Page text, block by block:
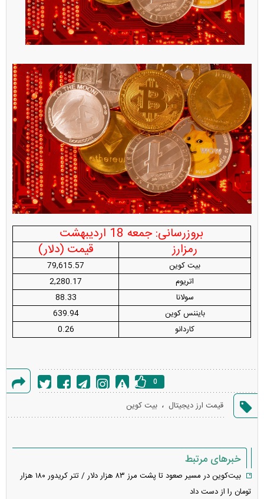
بروزرسانی: جمعه 18 اردیبهشت
رمزارز
قیمت (دلار)
بیت کوین
79,615.57
اتریوم
2,280.17
سولانا
88.33
بایننس کوین
639.94
کاردانو
0.26
خطا
0
قیمت ارز دیجیتال ، بیت کوین
خبرهای مرتبط
بیت‌کوین در مسیر صعود تا پشت مرز ۸۳ هزار دلار / تتر کریدور ۱۸۰ هزار
تومان را از دست داد